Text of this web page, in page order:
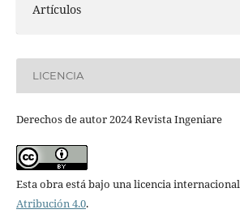
Artículos
LICENCIA
Derechos de autor 2024 Revista Ingeniare
Esta obra está bajo una licencia internacional
Atribución 4.0.